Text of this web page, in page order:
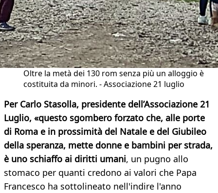
Oltre la metà dei 130 rom senza più un alloggio è
costituita da minori. - Associazione 21 luglio
Per Carlo Stasolla, presidente dell’Associazione 21
Luglio, «questo sgombero forzato che, alle porte
di Roma e in prossimità del Natale e del Giubileo
della speranza, mette donne e bambini per strada,
è uno schiaffo ai diritti umani, un pugno allo
stomaco per quanti credono ai valori che Papa
Francesco ha sottolineato nell'indire l'anno